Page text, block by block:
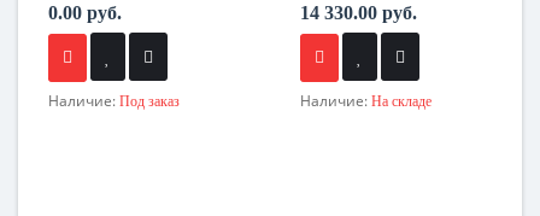
0.00 руб.
Наличие: Под заказ
14 330.00 руб.
Наличие: На складе